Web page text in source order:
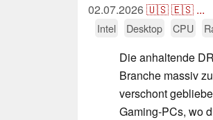
02.07.2026🇺🇸🇪🇸 ...
Intel Desktop CPU
Die anhaltende
Branche massiv
verschont
Gaming-PCs, wo